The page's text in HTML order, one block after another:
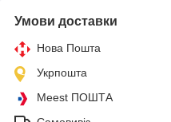
Умови доставки
Нова Пошта
Укрпошта
Meest ПОШТА